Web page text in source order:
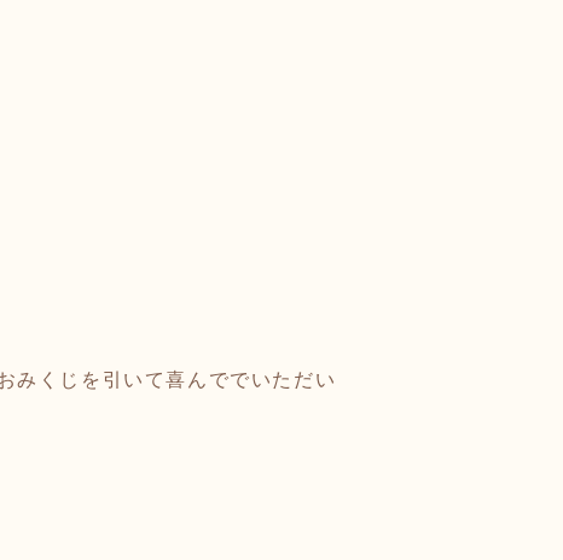
みくじを引いて喜んででいただい